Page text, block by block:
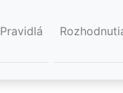
Pravidlá